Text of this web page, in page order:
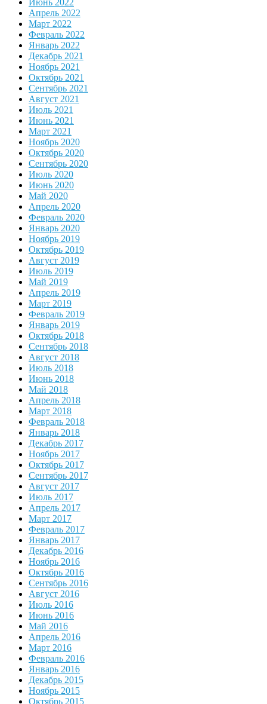
Июнь 2022
Апрель 2022
Март 2022
Февраль 2022
Январь 2022
Декабрь 2021
Ноябрь 2021
Октябрь 2021
Сентябрь 2021
Август 2021
Июль 2021
Июнь 2021
Март 2021
Ноябрь 2020
Октябрь 2020
Сентябрь 2020
Июль 2020
Июнь 2020
Май 2020
Апрель 2020
Февраль 2020
Январь 2020
Ноябрь 2019
Октябрь 2019
Август 2019
Июль 2019
Май 2019
Апрель 2019
Март 2019
Февраль 2019
Январь 2019
Октябрь 2018
Сентябрь 2018
Август 2018
Июль 2018
Июнь 2018
Май 2018
Апрель 2018
Март 2018
Февраль 2018
Январь 2018
Декабрь 2017
Ноябрь 2017
Октябрь 2017
Сентябрь 2017
Август 2017
Июль 2017
Апрель 2017
Март 2017
Февраль 2017
Январь 2017
Декабрь 2016
Ноябрь 2016
Октябрь 2016
Сентябрь 2016
Август 2016
Июль 2016
Июнь 2016
Май 2016
Апрель 2016
Март 2016
Февраль 2016
Январь 2016
Декабрь 2015
Ноябрь 2015
Октябрь 2015